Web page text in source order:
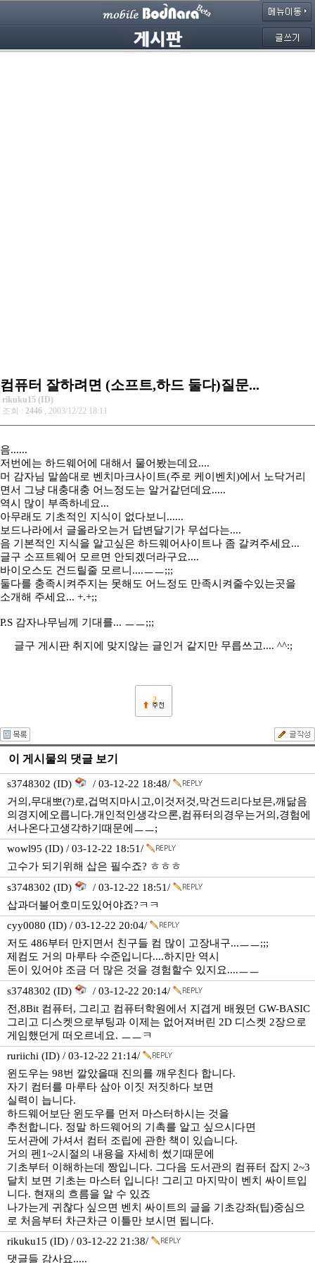
컴퓨터 잘하려면 (소프트,하드 둘다)질문...
rikuku15 (ID)
조회 : 2446 , 2003/12/22 18:11
음......
저번에는 하드웨어에 대해서 물어봤는데요....
머 감자님 말씀대로 벤치마크사이트(주로 케이벤치)에서 노닥거리
면서 그냥 대충대충 어느정도는 알거같던데요.....
역시 많이 부족하네요...
아무래도 기초적인 지식이 없다보니......
보드나라에서 글올라오는거 답변달기가 무섭다는....
음 기본적인 지식을 알고싶은 하드웨어사이트나 좀 갈켜주세요...
글구 소프트웨어 모르면 안되겠더라구요....
바이오스도 건드릴줄 모르니....ㅡㅡ;;;
둘다를 충족시켜주지는 못해도 어느정도 만족시켜줄수있는곳을
소개해 주세요... +.+;;
P.S 감자나무님께 기대를... ㅡㅡ;;;
글구 게시판 취지에 맞지않는 글인거 같지만 무릅쓰고.... ^^:;
2
이 게시물의 댓글 보기
s3748302 (ID)
/ 03-12-22 18:48/
거의,무대뽀(?)로,겁먹지마시고,이것저것,막건드리다보믄,깨닮음
의경지에오릅니다.개인적인생각으론,컴퓨터의경우는거의,경험에
서나온다고생각하기때문에ㅡㅡ;
wowl95 (ID) / 03-12-22 18:51/
고수가 되기위해 삽은 필수죠? ㅎㅎㅎ
s3748302 (ID)
/ 03-12-22 18:51/
삽과더불어호미도있어야죠?ㅋㅋ
cyy0080 (ID) / 03-12-22 20:04/
저도 486부터 만지면서 친구들 컴 많이 고장내구...ㅡㅡ;;;
제컴도 거의 마루타 수준입니다....하지만 역시
돈이 있어야 조금 더 많은 것을 경험할수 있지요....ㅡㅡ
s3748302 (ID)
/ 03-12-22 20:14/
전,8Bit 컴퓨터, 그리고 컴퓨터학원에서 지겹게 배웠던 GW-BASIC
그리고 디스켓으로부팅과 이제는 없어져버린 2D 디스켓 2장으로
게임했던게 떠오르네요. ㅡㅡㅋ
ruriichi (ID) / 03-12-22 21:14/
윈도우는 98번 깔았을때 진의를 깨우친다 합니다.
자기 컴터를 마루타 삼아 이짓 저짓하다 보면
실력이 늡니다.
하드웨어보단 윈도우를 먼저 마스터하시는 것을
추천합니다. 정말 하드웨어의 기촉를 알고 싶으시다면
도서관에 가셔서 컴터 조립에 관한 책이 있습니다.
거의 펜1~2시절의 내용을 자세히 썼기때문에
기초부터 이해하는데 짱입니다. 그다음 도서관의 컴퓨터 잡지 2~3
달치 보면 기초는 마스터 입니다! 그리고 마지막이 벤치 싸이트입
니다. 현재의 흐름을 알 수 있죠
나가는게 귀찮다 싶으면 벤치 싸이트의 글을 기초강좌(팁)중심으
로 처음부터 차근차근 이틀만 보시면 됩니다.
rikuku15 (ID) / 03-12-22 21:38/
댓글들 감사요.....